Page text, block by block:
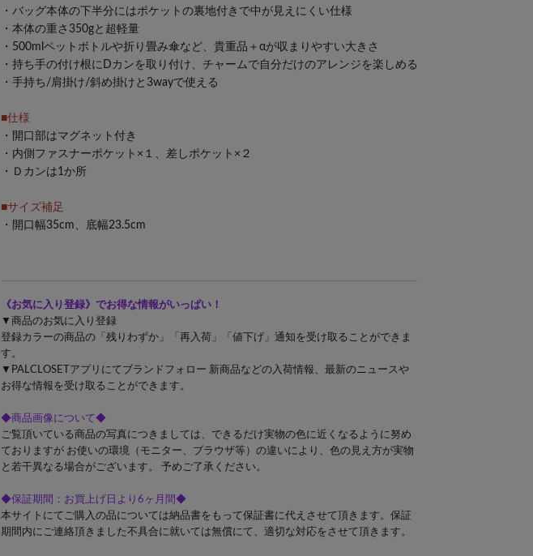
・バッグ本体の下半分にはポケットの裏地付きで中が見えにくい仕様
・本体の重さ350gと超軽量
・500mlペットボトルや折り畳み傘など、貴重品＋αが収まりやすい大きさ
・持ち手の付け根にDカンを取り付け、チャームで自分だけのアレンジを楽しめる
・手持ち/肩掛け/斜め掛けと3wayで使える
■仕様
・開口部はマグネット付き
・内側ファスナーポケット×１、差しポケット×２
・Ｄカンは1か所
■サイズ補足
・開口幅35cm、底幅23.5cm
《お気に入り登録》でお得な情報がいっぱい！
▼商品のお気に入り登録
登録カラーの商品の「残りわずか」「再入荷」「値下げ」通知を受け取ることができま
す。
▼PALCLOSETアプリにてブランドフォロー 新商品などの入荷情報、最新のニュースや
お得な情報を受け取ることができます。
◆商品画像について◆
ご覧頂いている商品の写真につきましては、できるだけ実物の色に近くなるように努め
ておりますが お使いの環境（モニター、ブラウザ等）の違いにより、色の見え方が実物
と若干異なる場合がございます。 予めご了承ください。
◆保証期間：お買上げ日より6ヶ月間◆
本サイトにてご購入の品については納品書をもって保証書に代えさせて頂きます。保証
期間内にご連絡頂きました不具合に就いては無償にて、適切な対応をさせて頂きます。